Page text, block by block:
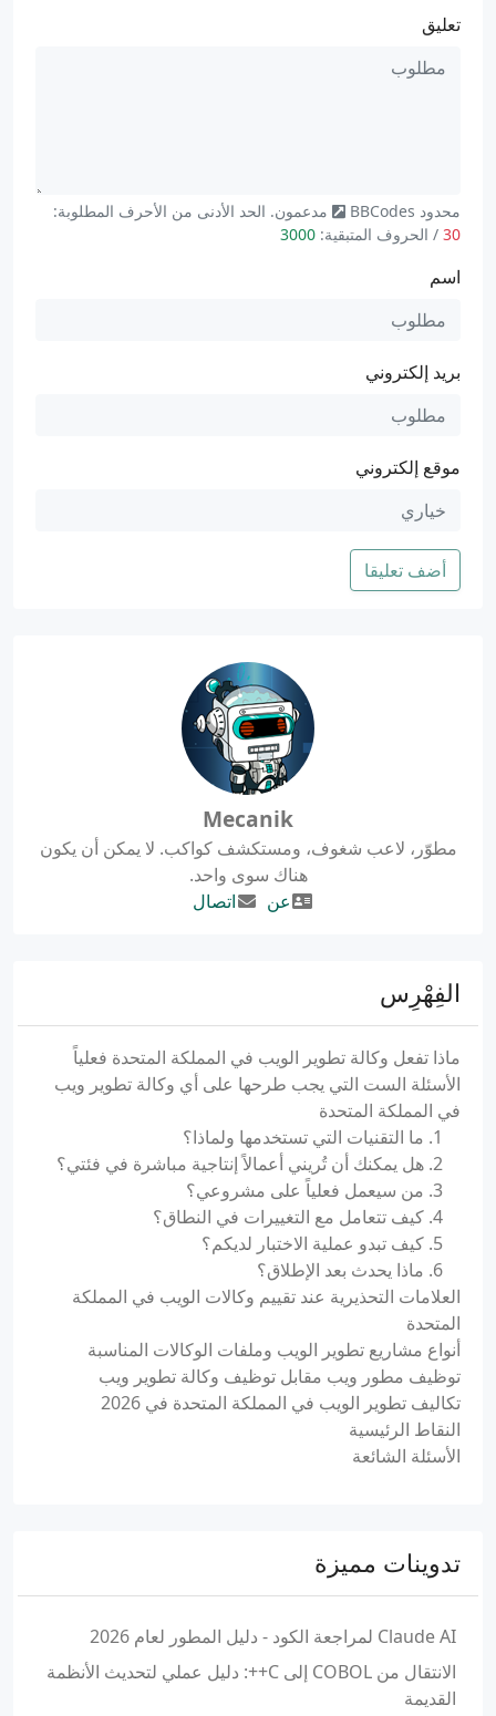
تعليق
محدود BBCodes
مدعمون. الحد الأدنى من الأحرف المطلوبة:
30 / الحروف المتبقية: 3000
اسم
بريد إلكتروني
موقع إلكتروني
أضف تعليقا
Mecanik
مطوّر، لاعب شغوف، ومستكشف كواكب. لا يمكن أن يكون
هناك سوى واحد.
عن
اتصال
الفِهْرِس
ماذا تفعل وكالة تطوير الويب في المملكة المتحدة فعلياً
الأسئلة الست التي يجب طرحها على أي وكالة تطوير ويب
في المملكة المتحدة
1. ما التقنيات التي تستخدمها ولماذا؟
2. هل يمكنك أن تُريني أعمالاً إنتاجية مباشرة في فئتي؟
3. من سيعمل فعلياً على مشروعي؟
4. كيف تتعامل مع التغييرات في النطاق؟
5. كيف تبدو عملية الاختبار لديكم؟
6. ماذا يحدث بعد الإطلاق؟
العلامات التحذيرية عند تقييم وكالات الويب في المملكة
المتحدة
أنواع مشاريع تطوير الويب وملفات الوكالات المناسبة
توظيف مطور ويب مقابل توظيف وكالة تطوير ويب
تكاليف تطوير الويب في المملكة المتحدة في 2026
النقاط الرئيسية
الأسئلة الشائعة
تدوينات مميزة
Claude AI لمراجعة الكود - دليل المطور لعام 2026
الانتقال من COBOL إلى C++: دليل عملي لتحديث الأنظمة
القديمة